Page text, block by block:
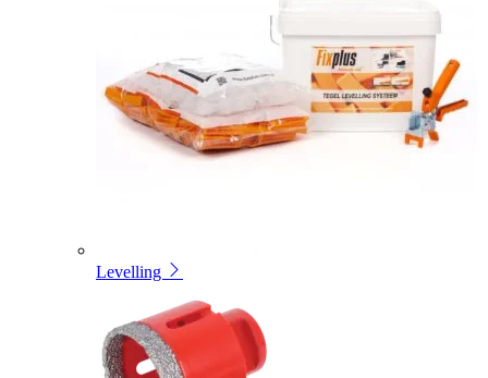
Levelling